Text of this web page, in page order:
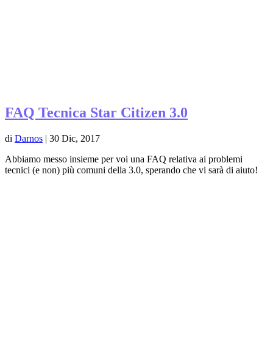
FAQ Tecnica Star Citizen 3.0
di Darnos | 30 Dic, 2017
Abbiamo messo insieme per voi una FAQ relativa ai problemi
tecnici (e non) più comuni della 3.0, sperando che vi sarà di aiuto!